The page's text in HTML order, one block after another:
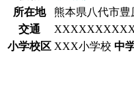
所在地
熊本県八代市豊
交通
小学校区 XXX小学校 中